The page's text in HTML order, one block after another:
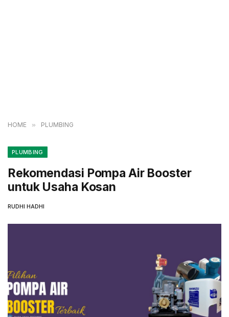
HOME » PLUMBING
PLUMBING
Rekomendasi Pompa Air Booster
untuk Usaha Kosan
RUDHI HADHI